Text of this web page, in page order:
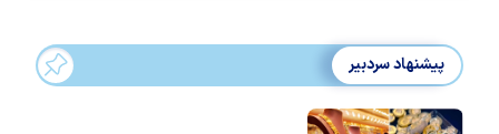
پیشنهاد سردبیر